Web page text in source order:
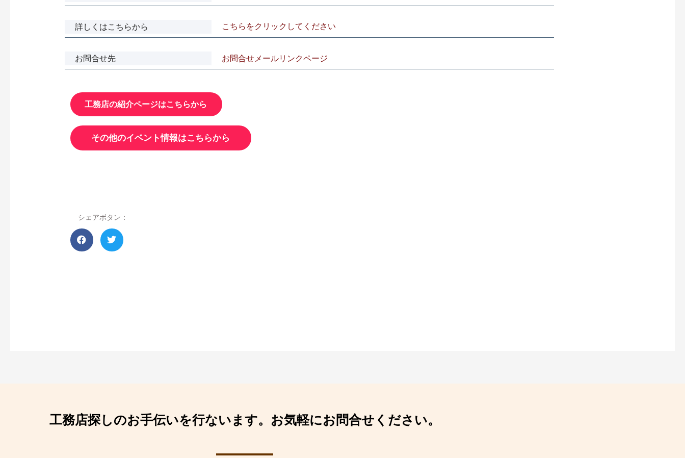
詳しくはこちらから こちらをクリックしてください
お問合せ先 お問合せメールリンクページ
工務店の紹介ページはこちらから
その他のイベント情報はこちらから
シェアボタン：
工務店探しのお手伝いを行ないます。 お気軽にお問合せください。